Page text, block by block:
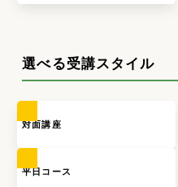
選べる受講スタイル
対面講座
平日コース